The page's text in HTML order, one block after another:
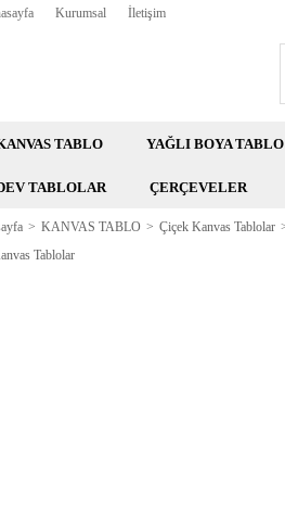
Kurumsal İletişim
TABLO YAĞLI BOYA TABLO
TABLOLAR ÇERÇEVELER
KANVAS TABLO Çiçek Kanvas Tablolar